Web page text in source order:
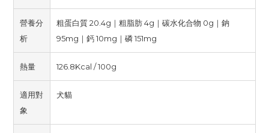
營養分
析
粗蛋白質 20.4g｜粗脂肪 4g｜碳水化合物 0g｜鈉
95mg｜鈣 10mg｜磷 151mg
熱量 126.8Kcal / 100g
適用對
象
犬貓